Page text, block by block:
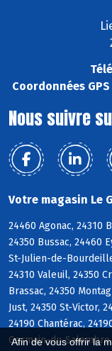
Afin de vous offrir la
Coordonnées GPS
Nous suivre
Votre magasin Le
24460 Agonac, 24310
24350 Bussac, 24460
St-Julien-de-
24310 Valeuil, 24350
Brassac, 24350
Just, 24350 St-Victor,
24190 Chantérac,
Germain-du-